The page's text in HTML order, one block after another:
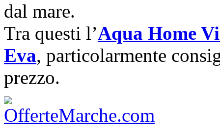
dal mare.
Tra questi l’Aqua Home
Eva, particolarmente
prezzo.